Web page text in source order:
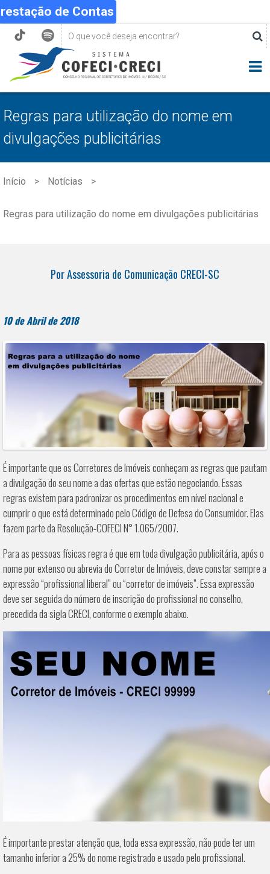
de Contas
Regras para utilização do nome em
divulgações publicitárias
Início Notícias
Regras para utilização do nome em divulgações publicitárias
Por Assessoria de Comunicação CRECI-SC
10 de Abril de 2018
É importante que os Corretores de Imóveis conheçam as regras que pautam
a divulgação do seu nome a das ofertas que estão negociando. Essas
regras existem para padronizar os procedimentos em nível nacional e
cumprir o que está determinado pelo Código de Defesa do Consumidor. Elas
fazem parte da Resolução-COFECI N° 1.065/2007.
Para as pessoas físicas regra é que em toda divulgação publicitária, após o
nome por extenso ou abrevia do Corretor de Imóveis, deve constar sempre a
expressão “profissional liberal” ou “corretor de imóveis”. Essa expressão
deve ser seguida do número de inscrição do profissional no conselho,
precedida da sigla CRECI, conforme o exemplo abaixo.
É importante prestar atenção que, toda essa expressão, não pode ter um
tamanho inferior a 25% do nome registrado e usado pelo profissional.